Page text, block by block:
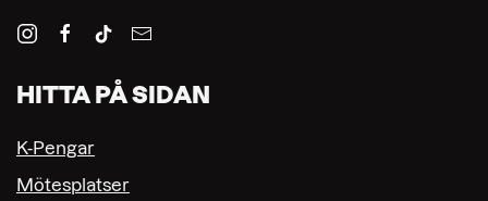
HITTA PÅ SIDAN
K-Pengar
Mötesplatser